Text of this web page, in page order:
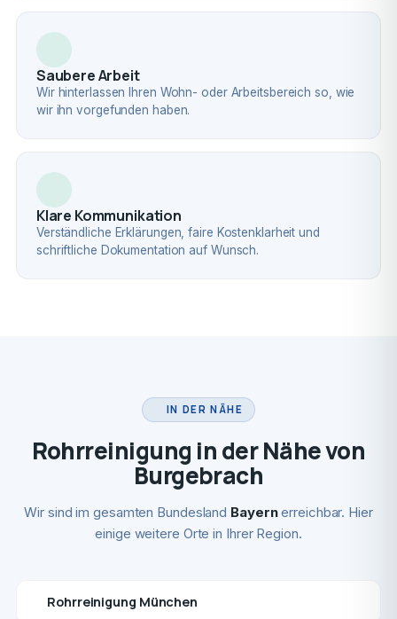
Saubere Arbeit
Wir hinterlassen Ihren Wohn- oder Arbeitsbereich so, wie
wir ihn vorgefunden haben.
Klare Kommunikation
Verständliche Erklärungen, faire Kostenklarheit und
schriftliche Dokumentation auf Wunsch.
IN DER NÄHE
Rohrreinigung in der Nähe von
Burgebrach
Wir sind im gesamten Bundesland Bayernerreichbar. Hier
einige weitere Orte in Ihrer Region.
Rohrreinigung München